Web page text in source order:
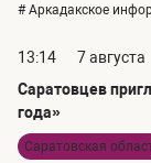
# Аркадакское
13:14
7 августа
Саратовцев
года»
Саратовская